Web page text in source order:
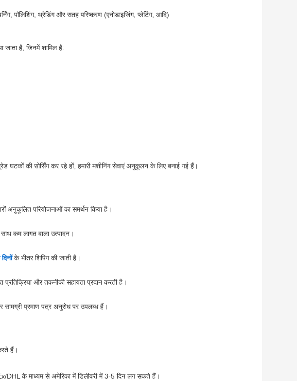
पॉलिशिंग, थ्रेडिंग और सतह परिष्करण (एनोडाइजिंग, प्लेटिंग, आदि)
जाता है, जिनमें शामिल हैं:
घटकों की सोर्सिंग कर रहे हों, हमारी मशीनिंग सेवाएं अनुकूलन के लिए बनाई गई हैं।
अनुकूलित परियोजनाओं का समर्थन किया है।
कम लागत वाला उत्पादन।
के भीतर शिपिंग की जाती है।
प्रतिक्रिया और तकनीकी सहायता प्रदान करती है।
सामग्री प्रमाण पत्र अनुरोध पर उपलब्ध हैं।
हैं।
DHL के माध्यम से अमेरिका में डिलीवरी में 3-5 दिन लग सकते हैं।